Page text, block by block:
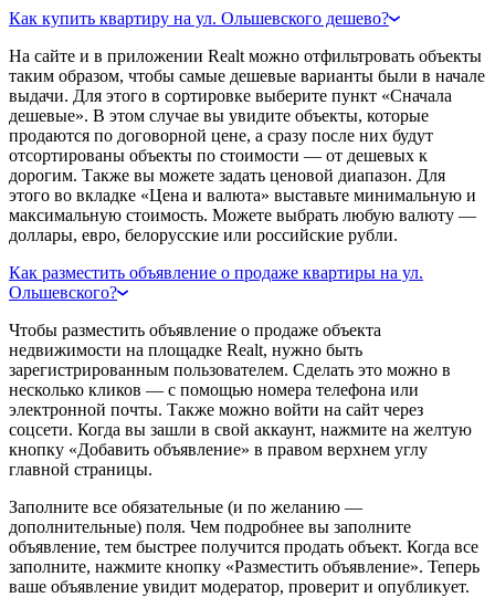
Как купить квартиру на ул. Ольшевского дешево?
На сайте и в приложении Realt можно отфильтровать объекты
таким образом, чтобы самые дешевые варианты были в начале
выдачи. Для этого в сортировке выберите пункт «Сначала
дешевые». В этом случае вы увидите объекты, которые
продаются по договорной цене, а сразу после них будут
отсортированы объекты по стоимости — от дешевых к
дорогим. Также вы можете задать ценовой диапазон. Для
этого во вкладке «Цена и валюта» выставьте минимальную и
максимальную стоимость. Можете выбрать любую валюту —
доллары, евро, белорусские или российские рубли.
Как разместить объявление о продаже квартиры на ул.
Ольшевского?
Чтобы разместить объявление о продаже объекта
недвижимости на площадке Realt, нужно быть
зарегистрированным пользователем. Сделать это можно в
несколько кликов — с помощью номера телефона или
электронной почты. Также можно войти на сайт через
соцсети. Когда вы зашли в свой аккаунт, нажмите на желтую
кнопку «Добавить объявление» в правом верхнем углу
главной страницы.
Заполните все обязательные (и по желанию —
дополнительные) поля. Чем подробнее вы заполните
объявление, тем быстрее получится продать объект. Когда все
заполните, нажмите кнопку «Разместить объявление». Теперь
ваше объявление увидит модератор, проверит и опубликует.